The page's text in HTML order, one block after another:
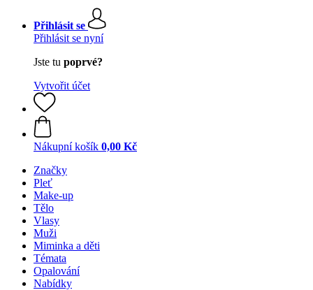
Přihlásit se
Přihlásit se nyní
Jste tu poprvé?
Vytvořit účet
Nákupní košík 0,00 Kč
Značky
Pleť
Make-up
Tělo
Vlasy
Muži
Miminka a děti
Témata
Opalování
Nabídky